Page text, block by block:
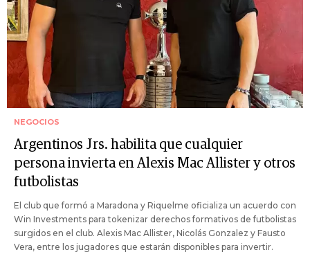
NEGOCIOS
Argentinos Jrs. habilita que cualquier
persona invierta en Alexis Mac Allister y otros
futbolistas
El club que formó a Maradona y Riquelme oficializa un acuerdo con
Win Investments para tokenizar derechos formativos de futbolistas
surgidos en el club. Alexis Mac Allister, Nicolás Gonzalez y Fausto
Vera, entre los jugadores que estarán disponibles para invertir.